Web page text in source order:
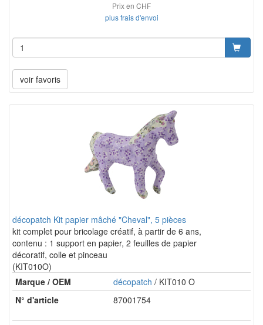
Prix en CHF
plus frais d'envoi
voir favoris
décopatch Kit papier mâché "Cheval", 5 pièces
kit complet pour bricolage créatif, à partir de 6 ans,
contenu : 1 support en papier, 2 feuilles de papier
décoratif, colle et pinceau
(KIT010O)
Marque / OEM
décopatch / KIT010 O
N° d'article
87001754